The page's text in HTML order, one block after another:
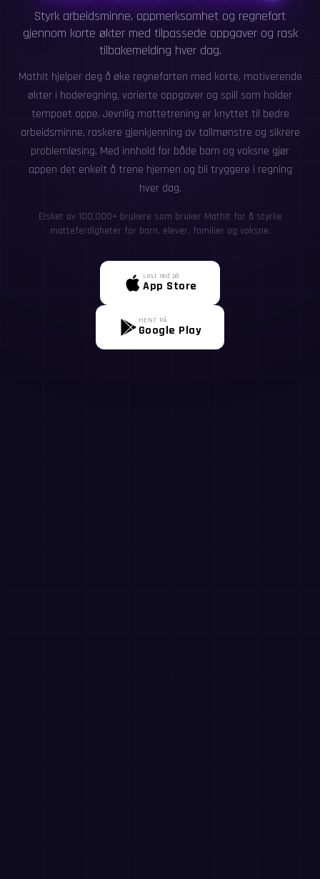
Styrk arbeidsminne, oppmerksomhet og regnefart
gjennom korte økter med tilpassede oppgaver og rask
tilbakemelding hver dag.
MathIt hjelper deg å øke regnefarten med korte, motiverende
økter i hoderegning, varierte oppgaver og spill som holder
tempoet oppe. Jevnlig mattetrening er knyttet til bedre
arbeidsminne, raskere gjenkjenning av tallmønstre og sikrere
problemløsing. Med innhold for både barn og voksne gjør
appen det enkelt å trene hjernen og bli tryggere i regning
hver dag.
Elsket av 100,000+ brukere som bruker MathIt for å styrke
matteferdigheter for barn, elever, familier og voksne.
Last ned på
App Store
HENT PÅ
Google Play